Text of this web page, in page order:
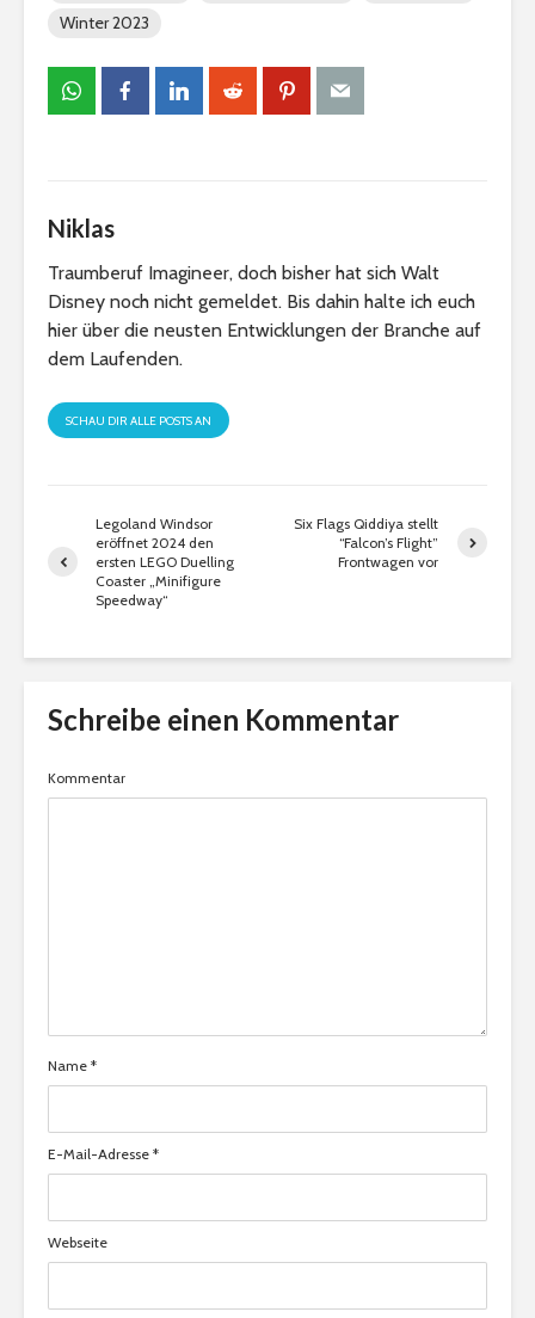
Winter 2023
Niklas
Traumberuf Imagineer, doch bisher hat sich Walt
Disney noch nicht gemeldet. Bis dahin halte ich euch
hier über die neusten Entwicklungen der Branche auf
dem Laufenden.
SCHAU DIR ALLE POSTS AN
Legoland Windsor
eröffnet 2024 den
ersten LEGO Duelling
Coaster „Minifigure
Speedway“
Six Flags Qiddiya stellt
“Falcon’s Flight”
Frontwagen vor
Schreibe einen Kommentar
Kommentar
Name *
E-Mail-Adresse *
Webseite